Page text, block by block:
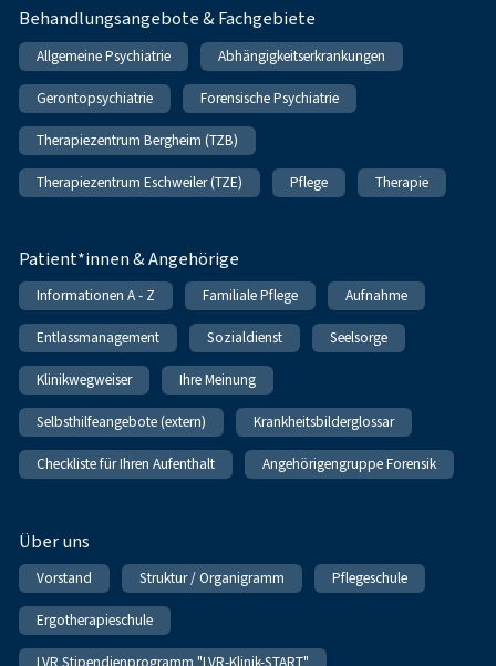
Behandlungsangebote & Fachgebiete
Allgemeine Psychiatrie Abhängigkeitserkrankungen
Gerontopsychiatrie Forensische Psychiatrie
Therapiezentrum Bergheim (TZB)
Therapiezentrum Eschweiler (TZE) Pflege Therapie
Patient*innen & Angehörige
Informationen A - Z Familiale Pflege Aufnahme
Entlassmanagement Sozialdienst Seelsorge
Klinikwegweiser Ihre Meinung
Selbsthilfeangebote (extern) Krankheitsbilderglossar
Checkliste für Ihren Aufenthalt Angehörigengruppe Forensik
Über uns
Vorstand Struktur / Organigramm Pflegeschule
Ergotherapieschule